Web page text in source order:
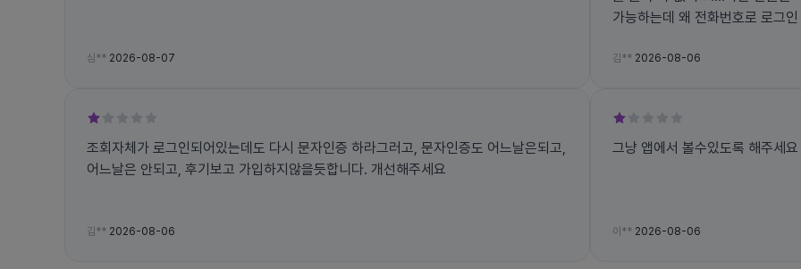
심** 2026-08-07
가능하는데 왜 전화번호로 로그인 하라고 하면
김** 2026-08-06
조회자체가 로그인되어있는데도 다시 문자인증 하라그러고, 문자인증도 어느날은되고,
어느날은 안되고, 후기보고 가입하지않을듯합니다. 개선해주세요
김** 2026-08-06
그냥 앱에서 볼수있도록 해주세요
이** 2026-08-06